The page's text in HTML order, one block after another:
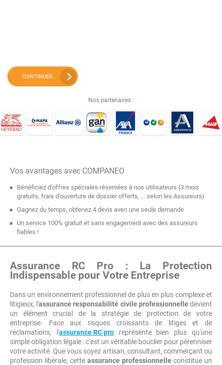
CONTINUER
Nos partenaires :
Vos avantages avec COMPANEO
Bénéficiez d'offres spéciales réservées à nos utilisateurs (3 mois
gratuits, frais d'ouverture de dossier offerts, ... selon les Assureurs)
Gagnez du temps, obtenez 4 devis avec une seule demande
Un service 100% gratuit et sans engagement avec des assureurs
fiables !
Assurance RC Pro : La Protection
Indispensable pour Votre Entreprise
Dans un environnement professionnel de plus en plus complexe et
litigieux, l'assurance responsabilité civile professionnelledevient
un élément crucial de la stratégie de protection de votre
entreprise. Face aux risques croissants de litiges et de
réclamations, l'assurance RC proreprésente bien plus qu'une
simple obligation légale : c'est un véritable bouclier pour pérenniser
votre activité. Que vous soyez artisan, consultant, commerçant ou
profession libérale, cette assurance professionnelle constitue un